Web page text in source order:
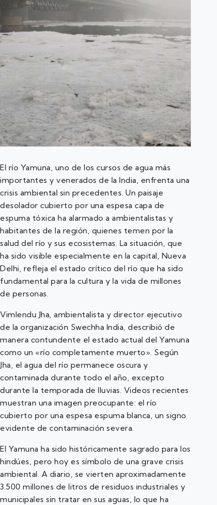
El río Yamuna, uno de los cursos de agua más
importantes y venerados de la India, enfrenta una
crisis ambiental sin precedentes. Un paisaje
desolador cubierto por una espesa capa de
espuma tóxica ha alarmado a ambientalistas y
habitantes de la región, quienes temen por la
salud del río y sus ecosistemas. La situación, que
ha sido visible especialmente en la capital, Nueva
Delhi, refleja el estado crítico del río que ha sido
fundamental para la cultura y la vida de millones
de personas.
Vimlendu Jha, ambientalista y director ejecutivo
de la organización Swechha India, describió de
manera contundente el estado actual del Yamuna
como un «río completamente muerto». Según
Jha, el agua del río permanece oscura y
contaminada durante todo el año, excepto
durante la temporada de lluvias. Videos recientes
muestran una imagen preocupante: el río
cubierto por una espesa espuma blanca, un signo
evidente de contaminación severa.
El Yamuna ha sido históricamente sagrado para los
hindúes, pero hoy es símbolo de una grave crisis
ambiental. A diario, se vierten aproximadamente
3.500 millones de litros de residuos industriales y
municipales sin tratar en sus aguas, lo que ha